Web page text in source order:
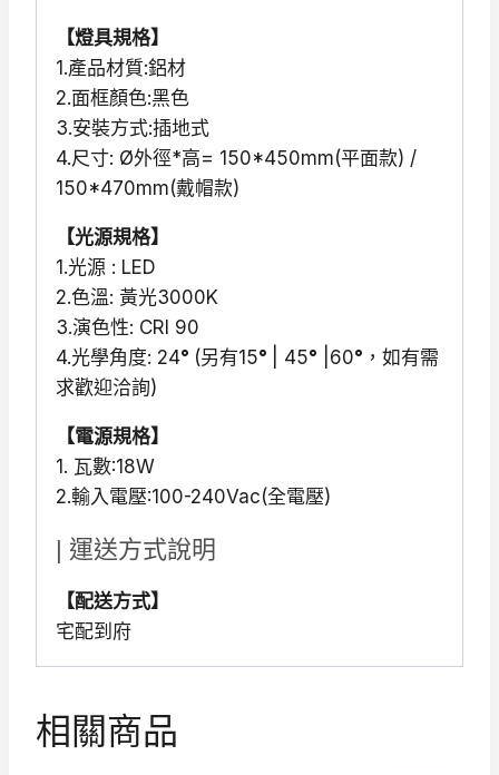
【燈具規格】
1.產品材質:鋁材
2.面框顏色:黑色
3.安裝方式:插地式
4.尺寸: Ø外徑*高= 150*450mm(平面款) /
150*470mm(戴帽款)
【光源規格】
1.光源 : LED
2.色溫: 黃光3000K
3.演色性: CRI 90
4.光學角度: 24° (另有15° | 45° |60° ，如有需
求歡迎洽詢)
【電源規格】
1. 瓦數:18W
2.輸入電壓:100-240Vac(全電壓)
| 運送方式說明
【配送方式】
宅配到府
相關商品